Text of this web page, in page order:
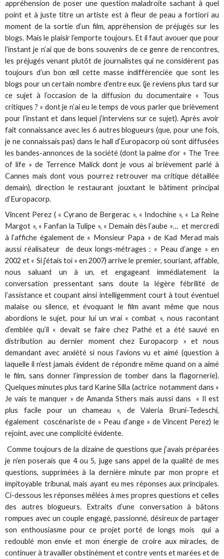
appréhension de poser une question maladroite sachant à quel
point et à juste titre un artiste est à fleur de peau a fortiori au
moment de la sortie d’un film, appréhension de préjugés sur les
blogs. Mais le plaisir l’emporte toujours. Et il faut avouer que pour
l’instant je n’ai que de bons souvenirs de ce genre de rencontres,
les préjugés venant plutôt de journalistes qui ne considèrent pas
toujours d’un bon œil cette masse indifférenciée que sont les
blogs pour un certain nombre d’entre eux. (je reviens plus tard sur
ce sujet à l’occasion de la diffusion du documentaire « Tous
critiques ? » dont je n’ai eu le temps de vous parler que brièvement
pour l’instant et dans lequel j’interviens sur ce sujet). Après avoir
fait connaissance avec les 6 autres blogueurs (que, pour une fois,
je ne connaissais pas) dans le hall d’Europacorp où sont diffusées
les bandes-annonces de la société (dont la palme d’or « The Tree
of life » de Terrence Malick dont je vous ai brièvement parlé à
Cannes mais dont vous pourrez retrouver ma critique détaillée
demain), direction le restaurant jouxtant le bâtiment principal
d’Europacorp.
Vincent Perez ( « Cyrano de Bergerac », « Indochine », « La Reine
Margot », « Fanfan la Tulipe », « Demain dès l’aube »… et mercredi
à l’affiche également de « Monsieur Papa » de Kad Merad mais
aussi réalisateur de deux longs-métrages : « Peau d’ange » en
2002 et « Si j’étais toi » en 2007) arrive le premier, souriant, affable,
nous saluant un à un, et engageant immédiatement la
conversation pressentant sans doute la légère fébrilité de
l’assistance et coupant ainsi intelligemment court à tout éventuel
malaise ou silence, et évoquant le film avant même que nous
abordions le sujet, pour lui un vrai « combat », nous racontant
d’emblée qu’il « devait se faire chez Pathé et a été sauvé en
distribution au dernier moment chez Europacorp » et nous
demandant avec anxiété si nous l’avions vu et aimé (question à
laquelle il n’est jamais évident de répondre même quand on a aimé
le film, sans donner l’impression de tomber dans la flagornerie).
Quelques minutes plus tard Karine Silla (actrice notamment dans «
Je vais te manquer » de Amanda Sthers mais aussi dans « Il est
plus facile pour un chameau », de Valeria Bruni-Tedeschi,
également coscénariste de « Peau d’ange » de Vincent Perez) le
rejoint, avec une complicité évidente.
Comme toujours de la dizaine de questions que j’avais préparées
je n’en poserais que 4 ou 5, juge sans appel de la qualité de mes
questions, supprimées à la dernière minute par mon propre et
impitoyable tribunal, mais ayant eu mes réponses aux principales.
Ci-dessous les réponses mêlées à mes propres questions et celles
des autres blogueurs. Extraits d’une conversation à bâtons
rompues avec un couple engagé, passionné, désireux de partager
son enthousiasme pour ce projet porté de longs mois qui a
redoublé mon envie et mon énergie de croire aux miracles, de
continuer à travailler obstinément et contre vents et marées et de